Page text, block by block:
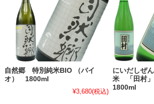
自然郷 特別純米BIO （バイ
オ） 1800ml
¥3,680(税込)
にいだしぜ
米 「田村
1800ml